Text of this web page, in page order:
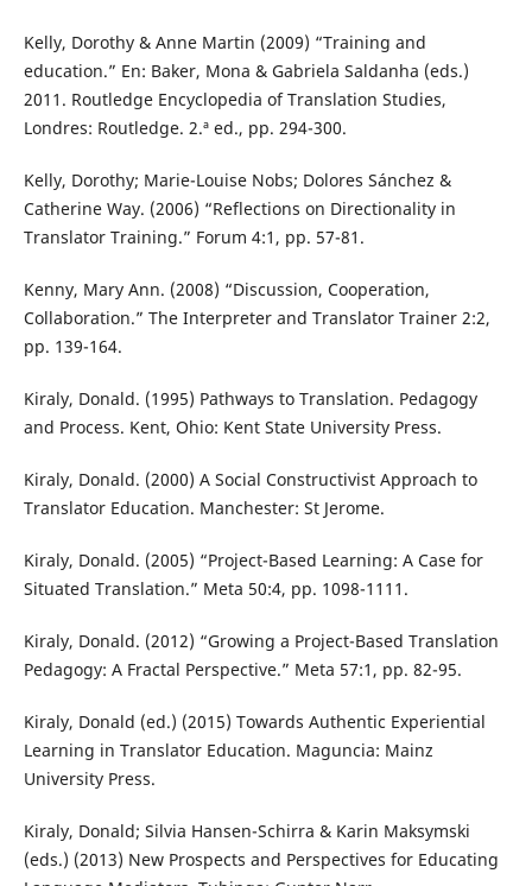
Kelly, Dorothy & Anne Martin (2009) “Training and
education.” En: Baker, Mona & Gabriela Saldanha (eds.)
2011. Routledge Encyclopedia of Translation Studies,
Londres: Routledge. 2.ª ed., pp. 294-300.
Kelly, Dorothy; Marie-Louise Nobs; Dolores Sánchez &
Catherine Way. (2006) “Reflections on Directionality in
Translator Training.” Forum 4:1, pp. 57-81.
Kenny, Mary Ann. (2008) “Discussion, Cooperation,
Collaboration.” The Interpreter and Translator Trainer 2:2,
pp. 139-164.
Kiraly, Donald. (1995) Pathways to Translation. Pedagogy
and Process. Kent, Ohio: Kent State University Press.
Kiraly, Donald. (2000) A Social Constructivist Approach to
Translator Education. Manchester: St Jerome.
Kiraly, Donald. (2005) “Project-Based Learning: A Case for
Situated Translation.” Meta 50:4, pp. 1098-1111.
Kiraly, Donald. (2012) “Growing a Project-Based Translation
Pedagogy: A Fractal Perspective.” Meta 57:1, pp. 82-95.
Kiraly, Donald (ed.) (2015) Towards Authentic Experiential
Learning in Translator Education. Maguncia: Mainz
University Press.
Kiraly, Donald; Silvia Hansen-Schirra & Karin Maksymski
(eds.) (2013) New Prospects and Perspectives for Educating